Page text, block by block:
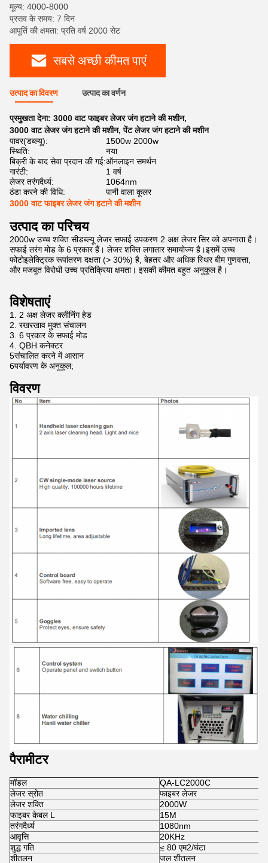
मूल्य: 4000-8000
प्रसव के समय: 7 दिन
आपूर्ति की क्षमता: प्रति वर्ष 2000 सेट
सबसे अच्छी कीमत पाएं
उत्पाद का विवरण उत्पाद का वर्णन
प्रमुखता देना: 3000 वाट फाइबर लेजर जंग हटाने की मशीन,
3000 वाट लेजर जंग हटाने की मशीन,पेंट लेजर जंग हटाने की मशीन
पावर(डब्ल्यू):
1500w 2000w
स्थिति:
नया
बिक्री के बाद सेवा प्रदान की गई:ऑनलाइन समर्थन
गारंटी:
1 वर्ष
लेजर तरंगदैर्ध्य:
1064nm
ठंडा करने की विधि:
पानी वाला कूलर
3000 वाट फाइबर लेजर जंग हटाने की मशीन
उत्पाद का परिचय
2000w उच्च शक्ति सीडब्ल्यू लेजर सफाई उपकरण 2 अक्ष लेजर सिर को अपनाता है।
सफाई तरंग मोड के 6 प्रकार हैं। लेजर शक्ति लगातार समायोज्य है।इसमें उच्च
फोटोइलेक्ट्रिक रूपांतरण दक्षता (> 30%) है, बेहतर और अधिक स्थिर बीम गुणवत्ता,
और मजबूत विरोधी उच्च प्रतिक्रिया क्षमता। इसकी कीमत बहुत अनुकूल है।
विशेषताएं
1. 2 अक्ष लेजर क्लीनिंग हेड
2. रखरखाव मुक्त संचालन
3. 6 प्रकार के सफाई मोड
4. QBH कनेक्टर
5संचालित करने में आसान
6पर्यावरण के अनुकूल;
विवरण
पैरामीटर
मॉडल
QA-LC2000C
लेजर स्रोत
फाइबर लेजर
लेजर शक्ति
2000W
फाइबर केबल L
15M
तरंगदैर्ध्य
1080nm
आवृत्ति
20KHz
शुद्ध गति
≤ 80 एम2/घंटा
शीतलन
जल शीतलन